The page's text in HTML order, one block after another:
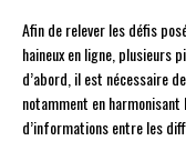
Afin de relever les défis
haineux en ligne, plusieurs
d’abord, il est nécessaire
notamment en
d’informations entre les